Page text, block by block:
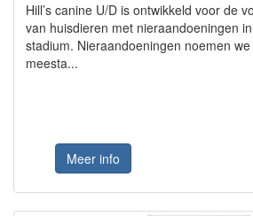
Hill’s canine U/D is ontwikkeld voor de
van huisdieren met nieraandoeningen
stadium. Nieraandoeningen noemen
meesta...
Meer info